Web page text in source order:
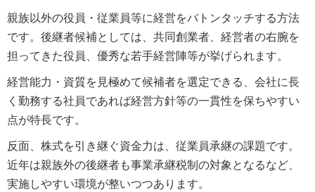
親族以外の役員・従業員等に経営をバトンタッチする方法
です。後継者候補としては、共同創業者、経営者の右腕を
担ってきた役員、優秀な若手経営陣等が挙げられます。
経営能力・資質を見極めて候補者を選定できる、会社に長
く勤務する社員であれば経営方針等の一貫性を保ちやすい
点が特長です。
反面、株式を引き継ぐ資金力は、従業員承継の課題です。
近年は親族外の後継者も事業承継税制の対象となるなど、
実施しやすい環境が整いつつあります。